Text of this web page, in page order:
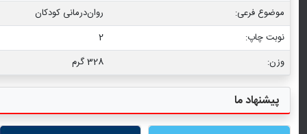
موضوع فرعی:
روان‏‌درمانی کودکان
نوبت چاپ:
2
وزن:
328 گرم
پیشنهاد ما